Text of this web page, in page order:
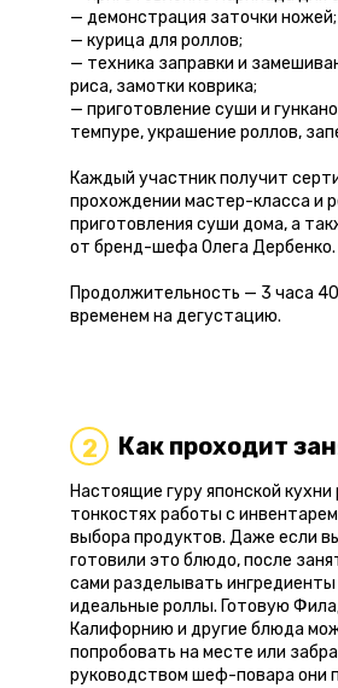
— демонстрация заточки ножей;
— курица для роллов;
— техника заправки и
риса, замотки коврика;
— приготовление суши и
темпуре, украшение роллов,
Каждый участник получит
прохождении мастер-класса и
приготовления суши дома, а
от бренд-шефа Олега Дербенко.
Продолжительность — 3 часа
временем на дегустацию.
2 Как проходит
Настоящие гуру японской
тонкостях работы с
выбора продуктов. Даже если
готовили это блюдо, после
сами разделывать
идеальные роллы. Готовую
Калифорнию и другие блюда
попробовать на месте или
руководством шеф-повара они